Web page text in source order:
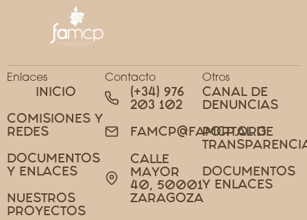
Enlaces
INICIO
COMISIONES Y
REDES
DOCUMENTOS
Y ENLACES
NUESTROS
PROYECTOS
Contacto
(+34) 976
203 102
FAMCP@FAMCP.ORG
CALLE
MAYOR
40, 50001
ZARAGOZA
Otros
CANAL DE
DENUNCIAS
PORTAL DE
DOCUMENTOS
Y ENLACES